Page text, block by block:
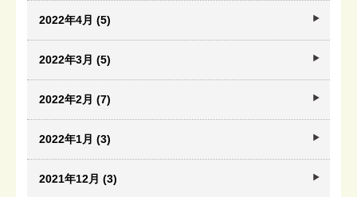
2022年4月 (5)
2022年3月 (5)
2022年2月 (7)
2022年1月 (3)
2021年12月 (3)